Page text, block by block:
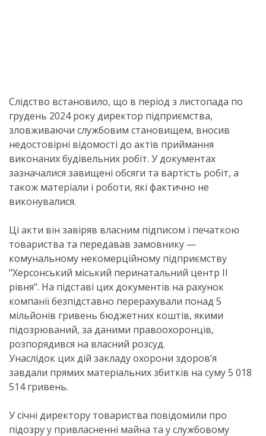
Слідство встановило, що в період з листопада по
грудень 2024 року директор підприємства,
зловживаючи службовим становищем, вносив
недостовірні відомості до актів приймання
виконаних будівельних робіт. У документах
зазначалися завищені обсяги та вартість робіт, а
також матеріали і роботи, які фактично не
виконувалися.
Ці акти він завіряв власним підписом і печаткою
товариства та передавав замовнику —
комунальному некомерційному підприємству
"Херсонський міський перинатальний центр ІІ
рівня". На підставі цих документів на рахунок
компанії безпідставно перерахували понад 5
мільйонів гривень бюджетних коштів, якими
підозрюваний, за даними правоохоронців,
розпорядився на власний розсуд.
Унаслідок цих дій закладу охорони здоров’я
завдали прямих матеріальних збитків на суму 5 018
514 гривень.
У січні директору товариства повідомили про
підозру у привласненні майна та у службовому